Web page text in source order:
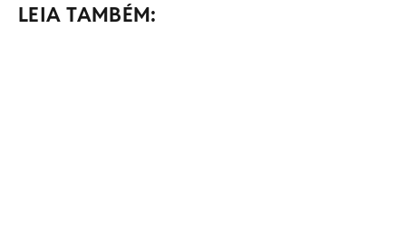
LEIA TAMBÉM: